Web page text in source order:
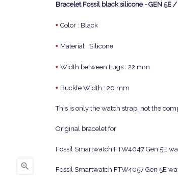

Bracelet Fossil black silicone - GEN 5E
• Color : Black
• Material : Silicone
• Width between Lugs : 22 mm
• Buckle Width : 20 mm
This is only the watch strap, not the
Original bracelet for
Fossil Smartwatch FTW4047 Gen 5E
Fossil Smartwatch FTW4057 Gen 5E